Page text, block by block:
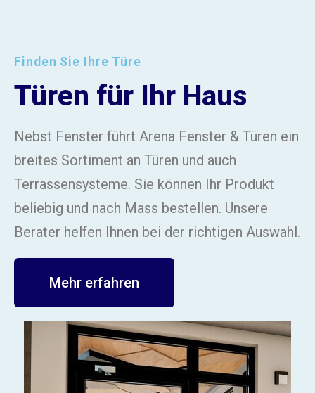
Finden Sie Ihre Türe
Türen für Ihr Haus
Nebst Fenster führt Arena Fenster & Türen ein
breites Sortiment an Türen und auch
Terrassensysteme. Sie können Ihr Produkt
beliebig und nach Mass bestellen. Unsere
Berater helfen Ihnen bei der richtigen Auswahl.
Mehr erfahren